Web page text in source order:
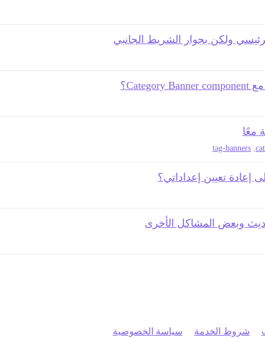
ولكن بجوار الشريط الجانبي
معًا
tag-banners
تعيين إعداداتي؟
وبعض المشاكل الأخرى
شروط الخدمة سياسة الخصوصية